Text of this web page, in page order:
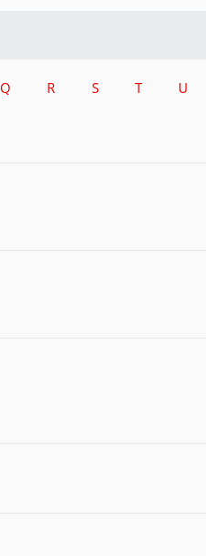
Q R S T U